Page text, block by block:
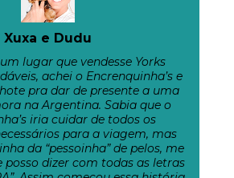
Xuxa e Dudu
lugar que vendesse Yorks
achei o Encrenquinha’s e
pra dar de presente a uma
na Argentina. Sabia que o
iria cuidar de todos os
para a viagem, mas
da “pessoinha” de pelos, me
posso dizer com todas as letras